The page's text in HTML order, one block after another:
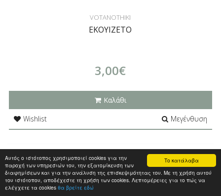
Το κατάλαβα
Αυτός ο ιστότοπος χρησιμοποιεί cookies για την
παροχή των υπηρεσιών του, την εξατομίκευση των
διαφημίσεων και για την ανάλυση της επισκεψιμότητας του. Με τη χρήση αυτού
του ιστότοπου, αποδέχεστε τη χρήση των cookies. Λεπτομέρειες για το πώς να
ελέγχετε τα cookies θα βρείτε εδώ
VOTANOTHIKI
ΕΚΟΥΙΖΕΤΟ
3,00€
Καλάθι
Wishlist
Μεγένθυση
1 2 3 4 ...